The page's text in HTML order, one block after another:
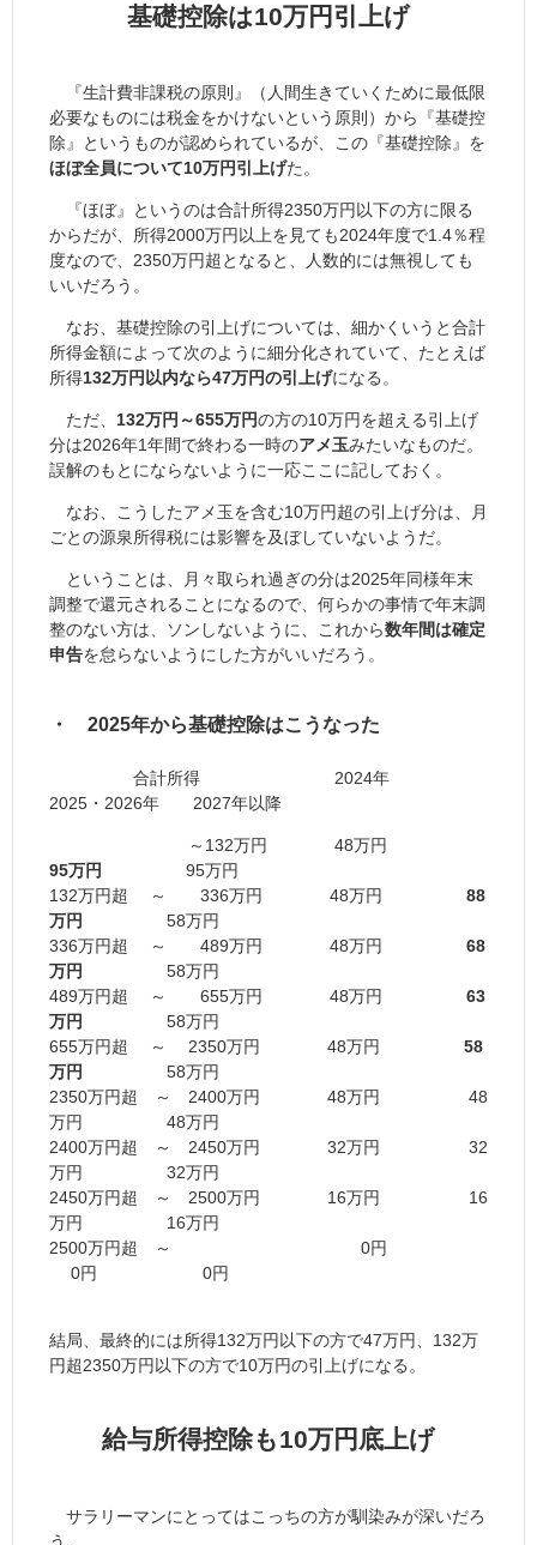
基礎控除は10万円引上げ
『生計費非課税の原則』（人間生きていくために最低限
必要なものには税金をかけないという原則）から『基礎控
除』というものが認められているが、この『基礎控除』を
ほぼ全員について10万円引上げた。
『ほぼ』というのは合計所得2350万円以下の方に限る
からだが、所得2000万円以上を見ても2024年度で1.4％程
度なので、2350万円超となると、人数的には無視しても
いいだろう。
なお、基礎控除の引上げについては、細かくいうと合計
所得金額によって次のように細分化されていて、たとえば
所得132万円以内なら47万円の引上げになる。
ただ、 132万円～655万円の方の10万円を超える引上げ
分は2026年1年間で終わる一時のアメ玉みたいなものだ。
誤解のもとにならないように一応ここに記しておく。
なお、こうしたアメ玉を含む10万円超の引上げ分は、月
ごとの源泉所得税には影響を及ぼしていないようだ。
ということは、月々取られ過ぎの分は2025年同様年末
調整で還元されることになるので、何らかの事情で年末調
整のない方は、ソンしないように、これから数年間は確定
申告を怠らないようにした方がいいだろう。
・ 2025年から基礎控除はこうなった
合計所得 2024年
2025・2026年 2027年以降
～132万円 48万円
95万円
95万円
132万円超 ～ 336万円 48万円 88
万円
58万円
336万円超 ～ 489万円 48万円 68
万円
58万円
489万円超 ～ 655万円 48万円 63
万円
58万円
655万円超 ～ 2350万円 48万円 58
万円
58万円
2350万円超 ～ 2400万円 48万円 48
万円 48万円
2400万円超 ～ 2450万円 32万円 32
万円 32万円
2450万円超 ～ 2500万円 16万円 16
万円 16万円
2500万円超 ～ 0円
0円 0円
結局、最終的には所得132万円以下の方で47万円、132万
円超2350万円以下の方で10万円の引上げになる。
給与所得控除も10万円底上げ
サラリーマンにとってはこっちの方が馴染みが深いだろ
う。